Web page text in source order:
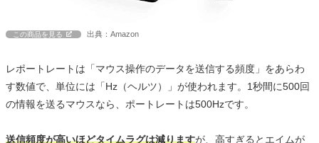
この商品を見る 出典：Amazon
レポートレートは「マウス操作のデータを送信する頻度」をあらわ
す数値で、単位には「Hz（ヘルツ）」が使われます。1秒間に500回
の情報を送るマウスなら、ポートレートは500Hzです。
送信頻度が高いほどタイムラグは減りますが、高すぎるとエイムが